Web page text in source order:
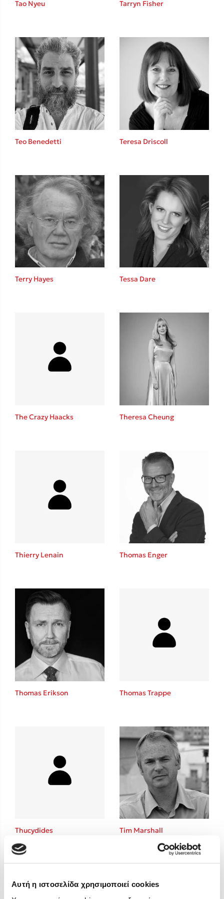
Αυτή η ιστοσελίδα χρησιμοποιεί cookies
Sebastian Fitzek
Playlist
Το λεξικό της ζωής σου
Κώστας Κρομμύδας
Ιωάννης Γλωσσόπουλος
Ένας γίγαντας στο σχολείο
Δανάη Δεληγεώργη
Η μέθοδος Αφήστε τους
Δημοφιλείς Συγγραφείς
Φυστίκι ΠουΚυλάει
Παύλος Καστανάς
El Sombrero
Στέφανος Ξενάκης
Sebastian Fitzek
Benzamin Bécue
Rebecca Yarros
Ali Hazelwood
Cori Doerrfeld
Pierdomenico Baccalario
Δανάη Ιμπραχήμ
Tao Nyeu Tarryn Fisher
Teo Benedetti Teresa Driscoll
Terry Hayes Tessa Dare
The Crazy Haacks Theresa Cheung
Thierry Lenain Thomas Enger
Thomas Erikson Thomas Trappe
Thucydides Tim Marshall